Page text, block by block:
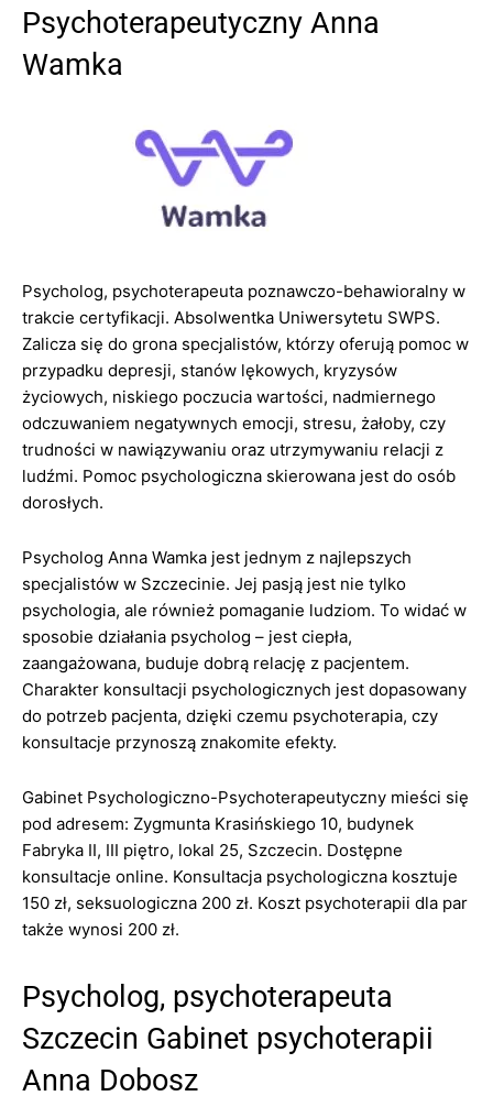
Psychoterapeutyczny Anna
Wamka
Psycholog, psychoterapeuta poznawczo-behawioralny w
trakcie certyfikacji. Absolwentka Uniwersytetu SWPS.
Zalicza się do grona specjalistów, którzy oferują pomoc w
przypadku depresji, stanów lękowych, kryzysów
życiowych, niskiego poczucia wartości, nadmiernego
odczuwaniem negatywnych emocji, stresu, żałoby, czy
trudności w nawiązywaniu oraz utrzymywaniu relacji z
ludźmi. Pomoc psychologiczna skierowana jest do osób
dorosłych.
Psycholog Anna Wamka jest jednym z najlepszych
specjalistów w Szczecinie. Jej pasją jest nie tylko
psychologia, ale również pomaganie ludziom. To widać w
sposobie działania psycholog – jest ciepła,
zaangażowana, buduje dobrą relację z pacjentem.
Charakter konsultacji psychologicznych jest dopasowany
do potrzeb pacjenta, dzięki czemu psychoterapia, czy
konsultacje przynoszą znakomite efekty.
Gabinet Psychologiczno-Psychoterapeutyczny mieści się
pod adresem: Zygmunta Krasińskiego 10, budynek
Fabryka II, III piętro, lokal 25, Szczecin. Dostępne
konsultacje online. Konsultacja psychologiczna kosztuje
150 zł, seksuologiczna 200 zł. Koszt psychoterapii dla par
także wynosi 200 zł.
Psycholog, psychoterapeuta
Szczecin Gabinet psychoterapii
Anna Dobosz